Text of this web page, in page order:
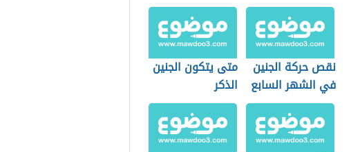
نقص حركة الجنين
في الشهر السابع
متى يتكون الجنين
الذكر